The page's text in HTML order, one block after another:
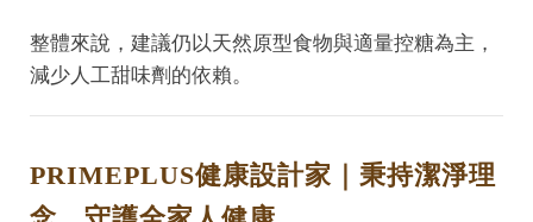
整體來說，建議仍以天然原型食物與適量控糖為主，
減少人工甜味劑的依賴。
PRIMEPLUS健康設計家｜秉持潔淨理